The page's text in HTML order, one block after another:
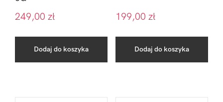
249,00 zł
Dodaj do koszyka
199,00 zł
Dodaj do koszyka